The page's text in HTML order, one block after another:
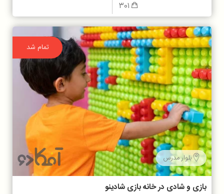
تمام شد
بلوار مدرس
بازی و شادی در خانه بازی شادینو